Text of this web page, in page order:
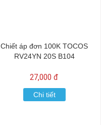
Chiết áp đơn 100K TOCOS
RV24YN 20S B104
27,000 đ
Chi tiết